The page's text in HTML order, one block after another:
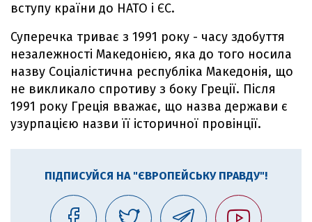
вступу країни до НАТО і ЄС.
Суперечка триває з 1991 року - часу здобуття
незалежності Македонією, яка до того носила
назву Соціалістична республіка Македонія, що
не викликало спротиву з боку Греції. Після
1991 року Греція вважає, що назва держави є
узурпацією назви її історичної провінції.
ПІДПИСУЙСЯ НА "ЄВРОПЕЙСЬКУ ПРАВДУ"!